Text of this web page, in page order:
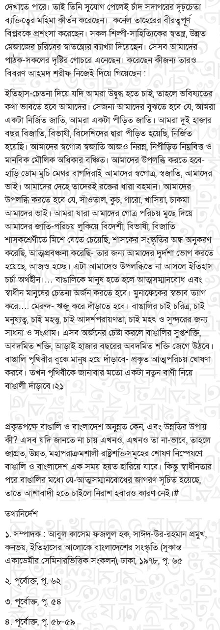
দেখাতে পারে। তাই তিনি সুযোগ পেলেই চাঁদ সদাগরের দৃঢ়চেতা
ব্যক্তিত্বের মহিমা কীর্তন করেছেন। কর্নেল তাহেরের বীরত্বপূর্ণ
বিপ্লবকে প্রশংসা করেছেন। সকল শিল্পী-সাহিত্যিকের স্বতন্ত্র, উন্নত
মেজাজের চরিত্রের স্বাতন্ত্র্যের ব্যাখ্যা দিয়েছেন। সেসব আমাদের
পাঠক-সকলের দৃষ্টির গোচরে এনেছেন। করেছেন কীজন্য তারও
বিবরণ আহমদ শরীফ নিজেই দিয়ে গিয়েছেন :
ইতিহাস-চেতনা দিয়ে যদি আমরা উদ্বুদ্ধ হতে চাই, তাহলে ভবিষ্যতের
কথা ভাবতে হবে আমাদের। সেজন্য আমাদের বুঝতে হবে যে, আমরা
একটা নির্জিত জাতি, আমরা একটা পীড়িত জাতি। আমরা দুই হাজার
বছর বিজাতি, বিভাষী, বিদেশিদের দ্বারা পীড়িত হয়েছি, নির্জিত
হয়েছি। আমাদের স্বগোত্র স্বজাতি আজও নিরন্ন, নিপীড়িত নিম্নবিত্ত ও
মানবিক মৌলিক অধিকার বঞ্চিত। আমাদের উপলব্ধি করতে হবে-
হাড়ি ডোম মুচি মেথর বাগদিরাই আমাদের স্বগোত্র, স্বজাতি, আমাদের
ভাই। আমাদের দেহে তাদেরই রক্তের ধারা বহমান। আমাদের
উপলব্ধি করতে হবে যে, সাঁওতাল, কুচ, গারো, খাসিয়া, চাকমা
আমাদের ভাই। আমরা যারা আমাদের গোত্র পরিচয় মুছে দিয়ে
আমাদের জাতি-পরিচয় লুকিয়ে বিদেশী, বিভাষী, বিজাতি
শাসকশ্রেণীতে মিশে যেতে চেয়েছি, শাসকের সংস্কৃতির অন্ধ অনুকরণ
করেছি, আত্মপ্রবঞ্চনা করেছি- তার জন্য আমাদের দুর্দশা ভোগ করতে
হয়েছে, আজও হচ্ছে। এটা আমাদেও উপলব্ধিতে না আসলে ইতিহাস
চর্চা অর্থহীন।… বাঙালিকে মানুষ হতে হলে আত্মসম্মানবোধ এবং
স্বাধীন মানুষের চেতনা অর্জন করতে হবে। মুনাফেকের স্বভাব ত্যাগ
করে…. মেরুদ- ঋজু করে দাঁড়াতে হবে। বাঙালির চাই চরিত্র, চাই
মনুষ্যত্ব, চাই মহত্ত্ব, চাই আদর্শপরায়ণতা, চাই মহৎ ও সুন্দরের জন্য
সাধনা ও সংগ্রাম। এসব অর্জনের চেষ্টা করলে বাঙালির সুপ্তশক্তি,
অবদমিত শক্তি, আড়াই হাজার বছরের অবদমিত শক্তি জেগে উঠবে।
বাঙালি পৃথিবীর বুকে মানুষ হয়ে দাঁড়াবে- প্রকৃত আত্মপরিচয় ঘোষণা
করবে। তখন পৃথিবীকে জানাবার মতো একটা নতুন বাণী নিয়ে
বাঙালী দাঁড়াবে।২১
প্রকৃতপক্ষে বাঙালি ও বাংলাদেশ অনুন্নত কেন, এবং উন্নতির উপায়
কী? এসব যদি জানতে না চায় এখনও, এখনও তা না-ভাবে, তাহলে
জাগ্রত, উন্নত, মহাপরাক্রমশালী রাষ্ট্রশক্তিসমূহের শোষণ নিষ্পেষণে
বাঙালি ও বাংলাদেশ এক সময় হয়ত হারিয়ে যাবে। কিন্তু স্বাধীনতার
পরে বাঙালির মধ্যে যে-আত্মসম্মানবোধের জাগরণ সূচিত হয়েছে,
তাতে আশাবাদী হতে চাইলে নিরাশ হবারও কারণ নেই।#
তথ্যনির্দেশ
১. সম্পাদক : আবুল কাসেম ফজলুল হক, সাঈদ-উর-রহমান প্রমুখ,
কনভয়, ইতিহাসের আলোকে বাংলাদেশের সংস্কৃতি (সুকান্ত
একাডেমীর সেমিনারভিত্তিক সংকলন), ঢাকা, ১৯৭৮, পৃ. ৬৫
২. পূর্বোক্ত, পৃ. ৬২
৩. পূর্বোক্ত, পৃ. ৫৪
৪. পূর্বোক্ত, পৃ. ৫৮-৫৯